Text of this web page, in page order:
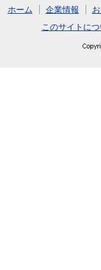
ホーム 企業情報
このサイトに